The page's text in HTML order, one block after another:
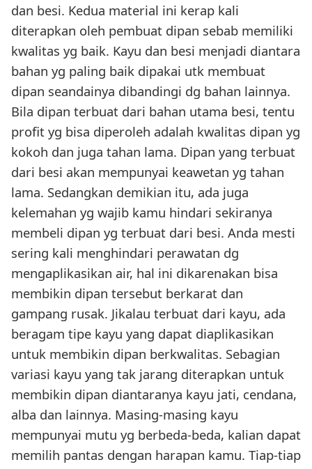
dan besi. Kedua material ini kerap kali
diterapkan oleh pembuat dipan sebab memiliki
kwalitas yg baik. Kayu dan besi menjadi diantara
bahan yg paling baik dipakai utk membuat
dipan seandainya dibandingi dg bahan lainnya.
Bila dipan terbuat dari bahan utama besi, tentu
profit yg bisa diperoleh adalah kwalitas dipan yg
kokoh dan juga tahan lama. Dipan yang terbuat
dari besi akan mempunyai keawetan yg tahan
lama. Sedangkan demikian itu, ada juga
kelemahan yg wajib kamu hindari sekiranya
membeli dipan yg terbuat dari besi. Anda mesti
sering kali menghindari perawatan dg
mengaplikasikan air, hal ini dikarenakan bisa
membikin dipan tersebut berkarat dan
gampang rusak. Jikalau terbuat dari kayu, ada
beragam tipe kayu yang dapat diaplikasikan
untuk membikin dipan berkwalitas. Sebagian
variasi kayu yang tak jarang diterapkan untuk
membikin dipan diantaranya kayu jati, cendana,
alba dan lainnya. Masing-masing kayu
mempunyai mutu yg berbeda-beda, kalian dapat
memilih pantas dengan harapan kamu. Tiap-tiap